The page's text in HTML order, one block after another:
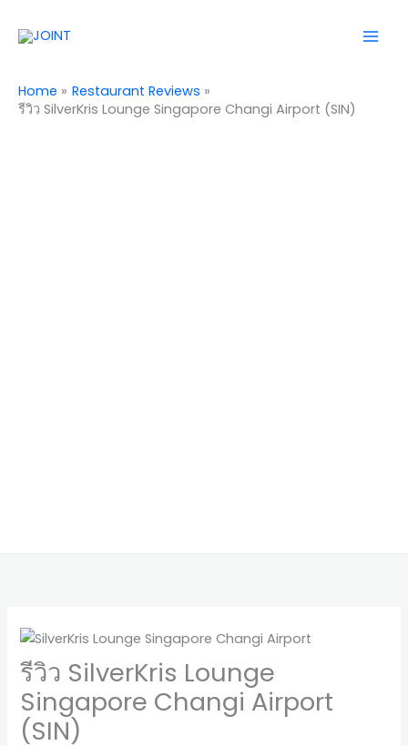
Home
Restaurant Reviews
รีวิว SilverKris Lounge Singapore Changi Airport (SIN)
รีวิว SilverKris Lounge
Singapore Changi Airport
(SIN)